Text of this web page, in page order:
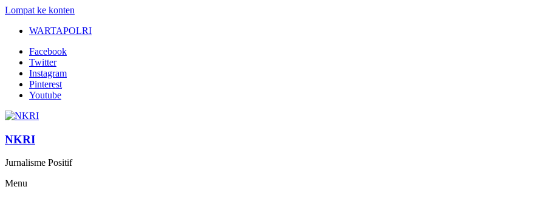
Lompat ke konten
WARTAPOLRI
Facebook
Twitter
Instagram
Pinterest
Youtube
NKRI
Jurnalisme Positif
Menu